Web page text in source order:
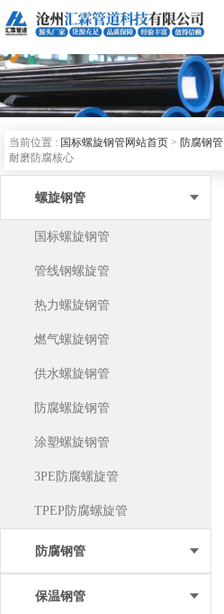
当前位置 : 国标螺旋钢管网站首页 > 防腐钢管
耐磨防腐核心
螺旋钢管
国标螺旋钢管
管线钢螺旋管
热力螺旋钢管
燃气螺旋钢管
供水螺旋钢管
防腐螺旋钢管
涂塑螺旋钢管
3PE防腐螺旋管
TPEP防腐螺旋管
防腐钢管
保温钢管